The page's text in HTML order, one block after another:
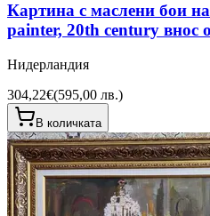
Картина с маслени бои
painter, 20th century внос
Нидерландия
304,22€(595,00 лв.)
В количката